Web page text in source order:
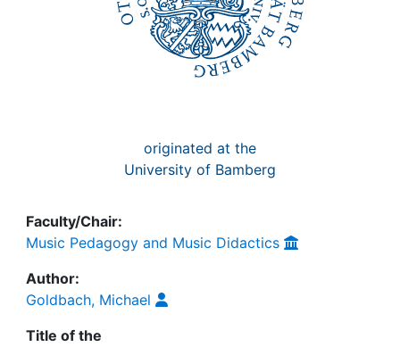
originated at the
University of Bamberg
Faculty/Chair:
Music Pedagogy and Music Didactics
Author:
Goldbach, Michael
Title of the